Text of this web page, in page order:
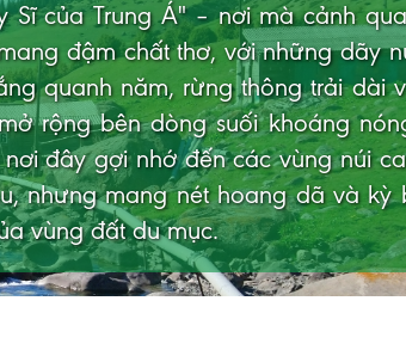
Rock nổi tiếng với các khối đá màu
như đàn bò đang húc nhau.